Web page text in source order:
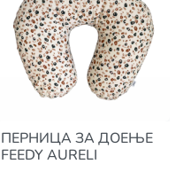
ПЕРНИЦА ЗА ДОЕЊЕ
FEEDY AURELI